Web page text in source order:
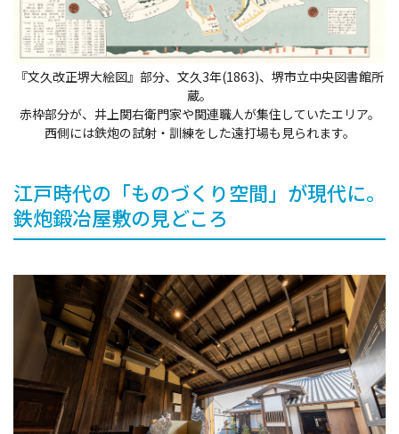
『文久改正堺大絵図』部分、文久3年(1863)、堺市立中央図書館所
蔵。
赤枠部分が、井上関右衛門家や関連職人が集住していたエリア。
西側には鉄炮の試射・訓練をした遠打場も見られます。
江戸時代の「ものづくり空間」が現代に。
鉄炮鍛冶屋敷の見どころ